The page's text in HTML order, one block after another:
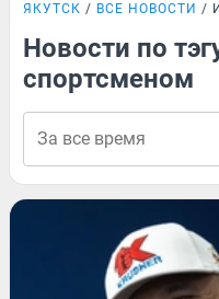
ЯКУТСК ВСЕ НОВОСТИ
Новости по
спортсменом